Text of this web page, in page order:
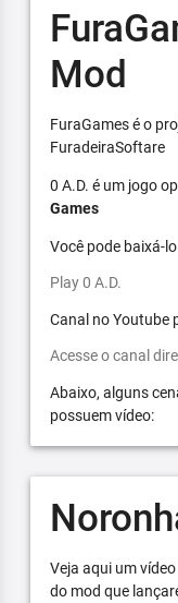
Mod
FuraGames é o
FuradeiraSoftare
0 A.D. é um jogo
Games
Você pode baixá-
Play 0 A.D.
Canal no Youtube
Acesse o canal
Abaixo, alguns
possuem vídeo:
Veja aqui um
do mod que